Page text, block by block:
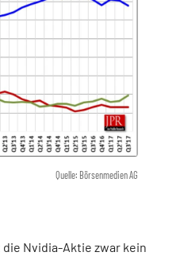
Quelle: Börsenmedien AG
Nvidia-Aktie zwar kein